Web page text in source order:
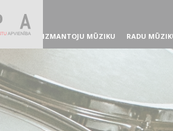
IZMANTOJU MŪZIKU RADU